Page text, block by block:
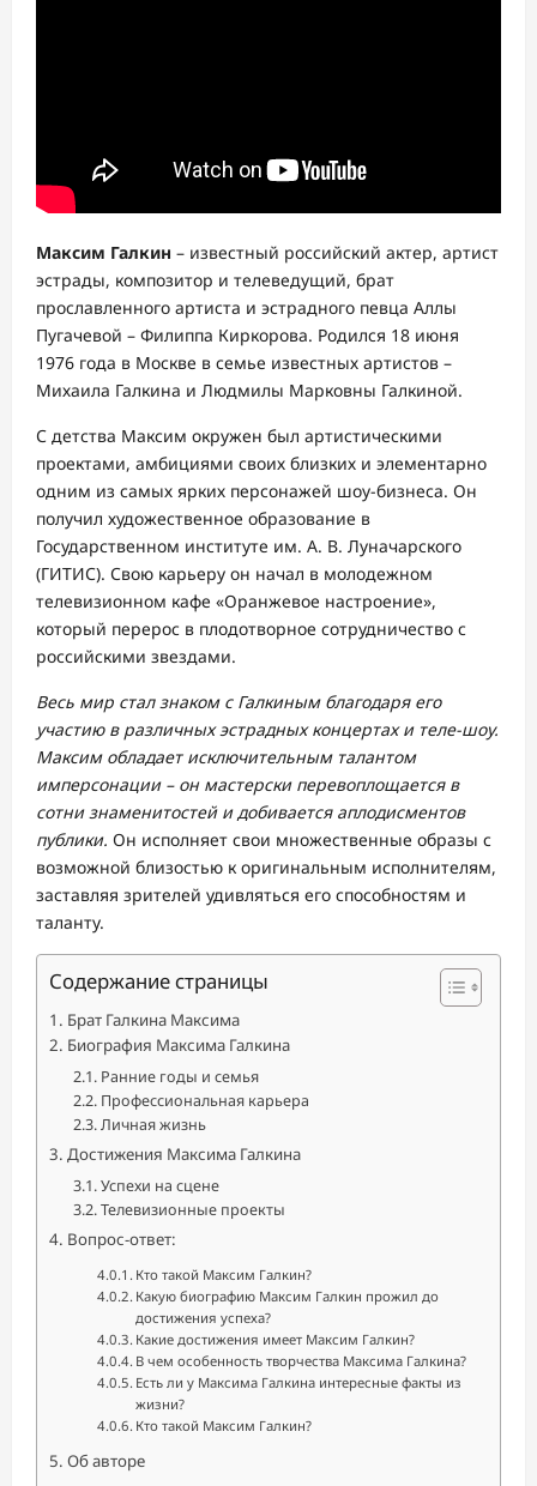
Максим Галкин – известный российский актер, артист
эстрады, композитор и телеведущий, брат
прославленного артиста и эстрадного певца Аллы
Пугачевой – Филиппа Киркорова. Родился 18 июня
1976 года в Москве в семье известных артистов –
Михаила Галкина и Людмилы Марковны Галкиной.
С детства Максим окружен был артистическими
проектами, амбициями своих близких и элементарно
одним из самых ярких персонажей шоу-бизнеса. Он
получил художественное образование в
Государственном институте им. А. В. Луначарского
(ГИТИС). Свою карьеру он начал в молодежном
телевизионном кафе «Оранжевое настроение»,
который перерос в плодотворное сотрудничество с
российскими звездами.
Весь мир стал знаком с Галкиным благодаря его
участию в различных эстрадных концертах и теле-шоу.
Максим обладает исключительным талантом
имперсонации – он мастерски перевоплощается в
сотни знаменитостей и добивается аплодисментов
публики. Он исполняет свои множественные образы с
возможной близостью к оригинальным исполнителям,
заставляя зрителей удивляться его способностям и
таланту.
Содержание страницы
Брат Галкина Максима
Биография Максима Галкина
Ранние годы и семья
Профессиональная карьера
Личная жизнь
Достижения Максима Галкина
Успехи на сцене
Телевизионные проекты
Вопрос-ответ:
Кто такой Максим Галкин?
Какую биографию Максим Галкин прожил до
достижения успеха?
Какие достижения имеет Максим Галкин?
В чем особенность творчества Максима Галкина?
Есть ли у Максима Галкина интересные факты из
жизни?
Кто такой Максим Галкин?
Об авторе